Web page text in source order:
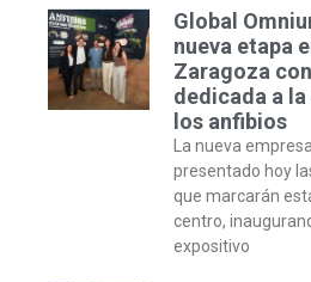
Global
nueva etapa
Zaragoza
dedicada a
los anfibios
La nueva
presentado hoy
que marcarán
centro,
expositivo